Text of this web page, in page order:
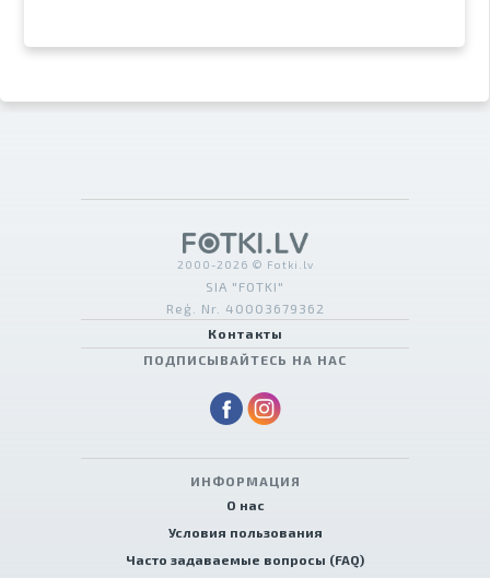
2000-2026 © Fotki.lv
SIA "FOTKI"
Reģ. Nr. 40003679362
Контакты
ПОДПИСЫВАЙТЕСЬ НА НАС
ИНФОРМАЦИЯ
О нас
Условия пользования
Часто задаваемые вопросы (FAQ)